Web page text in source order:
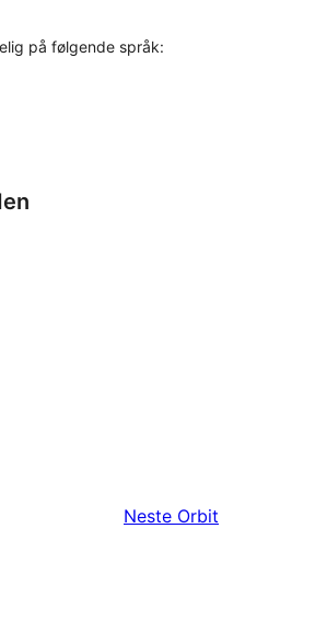
på følgende språk:
Neste Orbit